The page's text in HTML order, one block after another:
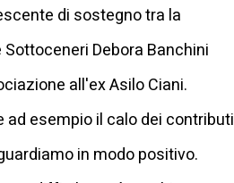
di sostegno tra la
Sottoceneri Debora Banchini
all'ex Asilo Ciani.
esempio il calo dei contributi
in modo positivo.